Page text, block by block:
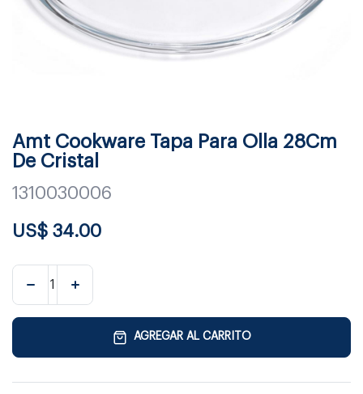
Amt Cookware Tapa Para Olla 28Cm
De Cristal
1310030006
US$ 34.00
AGREGAR AL CARRITO